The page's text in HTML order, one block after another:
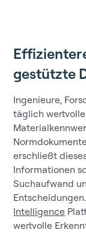
gestützte
Ingenieure,
täglich
erschließt
Informationen
Suchaufwand
Intelligence
wertvolle